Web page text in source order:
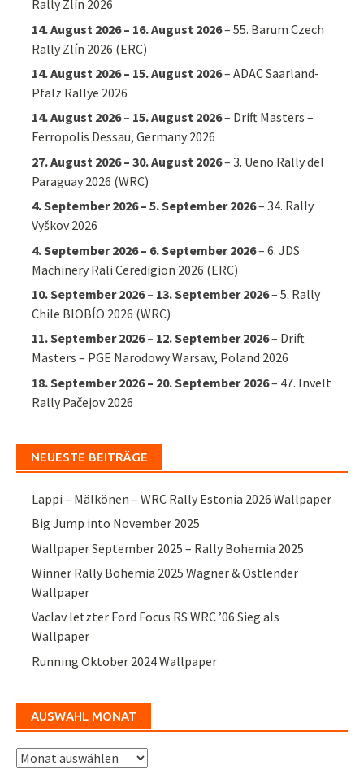
Rally Zlín 2026
14. August 2026– 16. August 2026–55. Barum Czech
Rally Zlín 2026 (ERC)
14. August 2026– 15. August 2026–ADAC Saarland-
Pfalz Rallye 2026
14. August 2026– 15. August 2026– Drift Masters –
Ferropolis Dessau, Germany 2026
27. August 2026– 30. August 2026–3. Ueno Rally del
Paraguay 2026 (WRC)
4. September 2026– 5. September 2026–34. Rally
Vyškov 2026
4. September 2026– 6. September 2026–6. JDS
Machinery Rali Ceredigion 2026 (ERC)
10. September 2026– 13. September 2026–5. Rally
Chile BIOBÍO 2026 (WRC)
11. September 2026– 12. September 2026– Drift
Masters – PGE Narodowy Warsaw, Poland 2026
18. September 2026– 20. September 2026– 47. Invelt
Rally Pačejov 2026
NEUESTE BEITRÄGE
Lappi – Mälkönen – WRC Rally Estonia 2026 Wallpaper
Big Jump into November 2025
Wallpaper September 2025 – Rally Bohemia 2025
Winner Rally Bohemia 2025 Wagner & Ostlender
Wallpaper
Vaclav letzter Ford Focus RS WRC ’06 Sieg als
Wallpaper
Running Oktober 2024 Wallpaper
AUSWAHL MONAT
Auswahl